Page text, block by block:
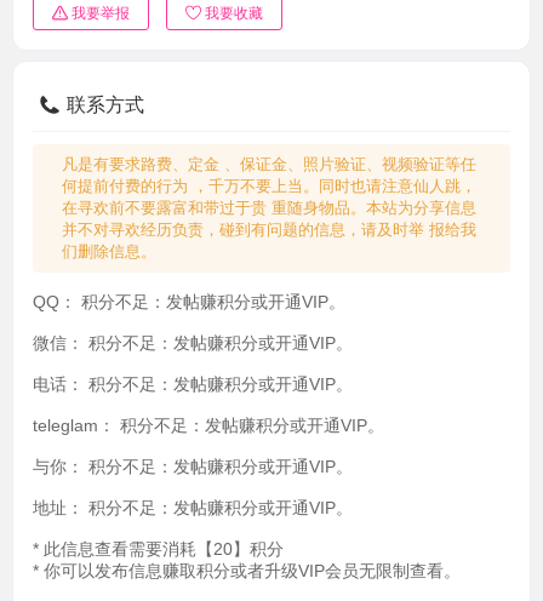
我要举报 我要收藏
联系方式
凡是有要求路费、定金 、保证金、照片验证、视频验证等任
何提前付费的行为 ，千万不要上当。同时也请注意仙人跳，
在寻欢前不要露富和带过于贵 重随身物品。本站为分享信息
并不对寻欢经历负责，碰到有问题的信息，请及时举 报给我
们删除信息。
QQ： 积分不足：发帖赚积分或开通VIP。
微信： 积分不足：发帖赚积分或开通VIP。
电话： 积分不足：发帖赚积分或开通VIP。
teleglam： 积分不足：发帖赚积分或开通VIP。
与你： 积分不足：发帖赚积分或开通VIP。
地址： 积分不足：发帖赚积分或开通VIP。
* 此信息查看需要消耗【20】积分
* 你可以发布信息赚取积分或者升级VIP会员无限制查看。